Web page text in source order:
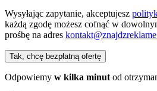
Wysyłając zapytanie, akceptujesz
każdą zgodę możesz cofnąć w
prośbę na adres
Tak, chcę bezpłatną ofertę
Odpowiemy w kilka minut od